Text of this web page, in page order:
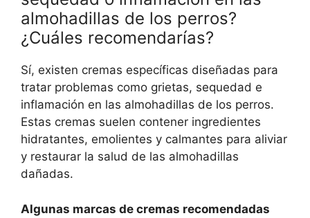
almohadillas de los perros?
¿Cuáles recomendarías?
Sí, existen cremas específicas diseñadas para
tratar problemas como grietas, sequedad e
inflamación en las almohadillas de los perros.
Estas cremas suelen contener ingredientes
hidratantes, emolientes y calmantes para aliviar
y restaurar la salud de las almohadillas
dañadas.
Algunas marcas de cremas recomendadas